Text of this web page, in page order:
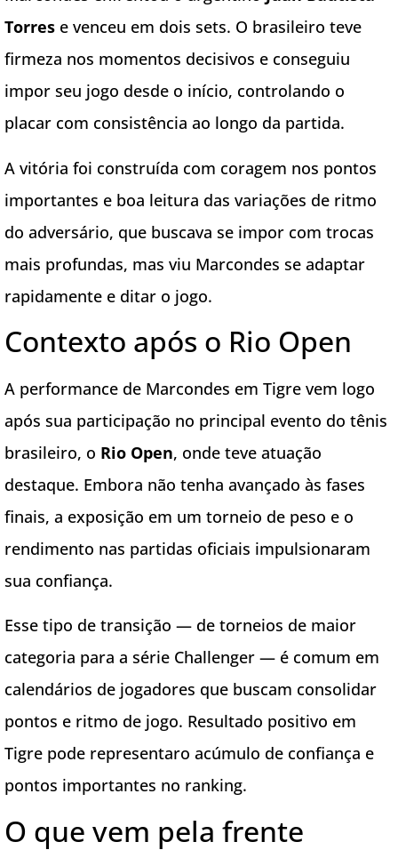
Torres e venceu em dois sets. O brasileiro teve
firmeza nos momentos decisivos e conseguiu
impor seu jogo desde o início, controlando o
placar com consistência ao longo da partida.
A vitória foi construída com coragem nos pontos
importantes e boa leitura das variações de ritmo
do adversário, que buscava se impor com trocas
mais profundas, mas viu Marcondes se adaptar
rapidamente e ditar o jogo.
Contexto após o Rio Open
A performance de Marcondes em Tigre vem logo
após sua participação no principal evento do tênis
brasileiro, o Rio Open, onde teve atuação
destaque. Embora não tenha avançado às fases
finais, a exposição em um torneio de peso e o
rendimento nas partidas oficiais impulsionaram
sua confiança.
Esse tipo de transição — de torneios de maior
categoria para a série Challenger — é comum em
calendários de jogadores que buscam consolidar
pontos e ritmo de jogo. Resultado positivo em
Tigre pode representaro acúmulo de confiança e
pontos importantes no ranking.
O que vem pela frente